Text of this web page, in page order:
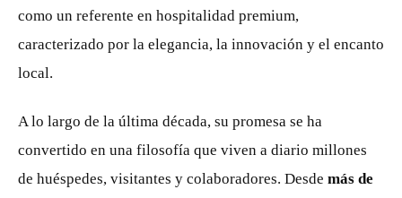
como un referente en hospitalidad premium,
caracterizado por la elegancia, la innovación y el encanto
local.
A lo largo de la última década, su promesa se ha
convertido en una filosofía que viven a diario millones
de huéspedes, visitantes y colaboradores. Desde más de